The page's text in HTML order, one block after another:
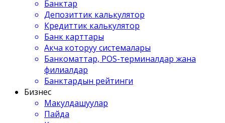
Банктар
Депозиттик калькулятор
Кредиттик калькулятор
Банк карттары
Акча которуу системалары
Банкоматтар, POS-терминалдар жана
филиалдар
Банктардын рейтинги
Бизнес
Макулдашуулар
Пайда